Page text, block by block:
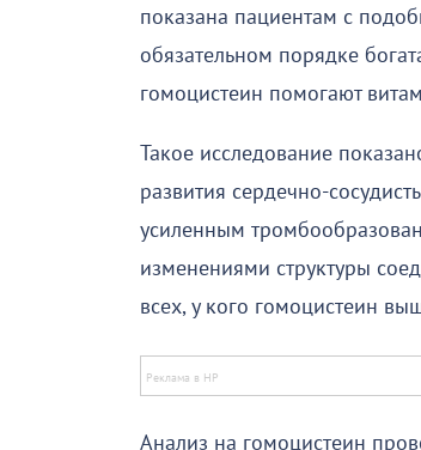
показана пациентам с
обязательном порядке
гомоцистеин помогают
Такое исследование
развития сердечно-
усиленным
изменениями структуры
всех, у кого гомоцистеин
Анализ на гомоцистеин